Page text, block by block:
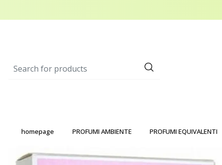
homepage PROFUMI AMBIENTE PROFUMI EQUIVALENTI